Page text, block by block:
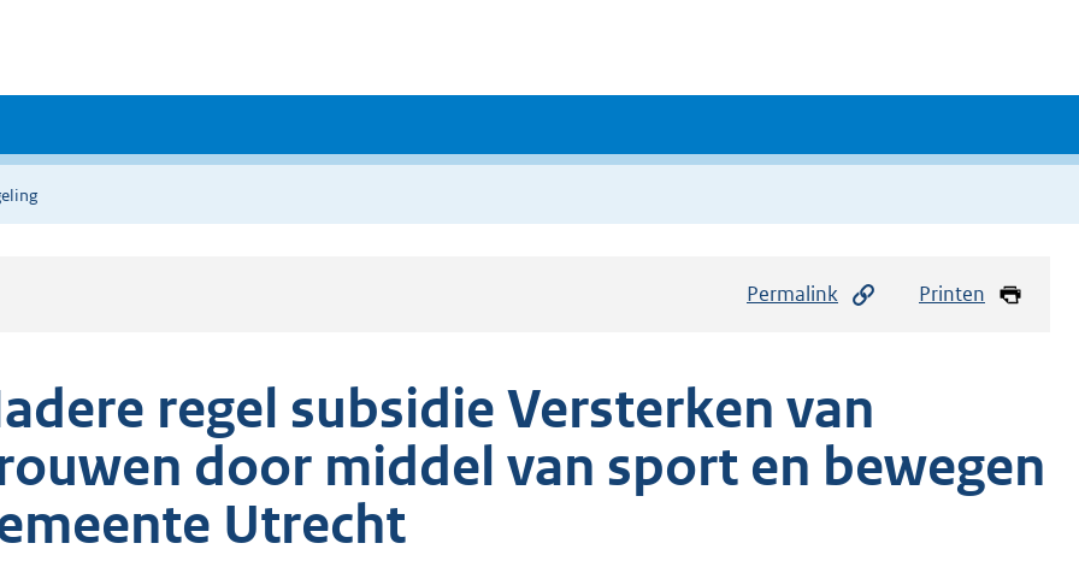
Permalink Printen
regel subsidie Versterken van
door middel van sport en bewegen
Utrecht